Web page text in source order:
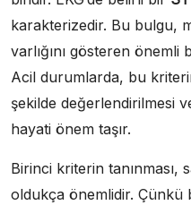
karakterizedir. Bu bulgu,
varlığını gösteren
Acil durumlarda, bu
şekilde değerlendirilmesi
hayati önem taşır.
Birinci kriterin tanınması,
oldukça önemlidir. Çünkü